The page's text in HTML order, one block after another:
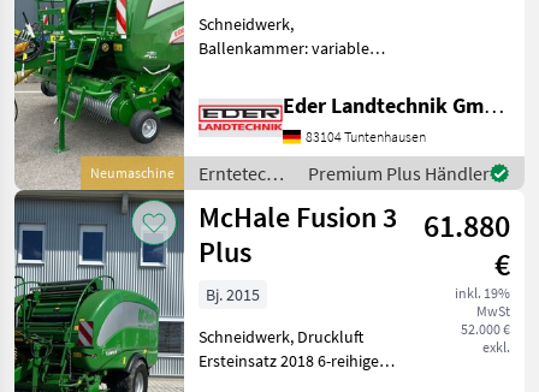
Neumaschine
Schneidwerk,
Ballenkammer: variable
Baujahr: 2026
Ballenkammer -
Durchmesser: 0, 6m bis 1,
68m - Breite: 1, 23m - 1 x
Riemen Schneidwerk - 25
Eder Landtechnik GmbH
83104 Tuntenhausen
Erntetechnik
Grünland /
McHale
Premium Plus Händler
McHale Fusion 3
Plus
61.880
€
inkl. 19%
MwSt
52.000 €
exkl.
Bj. 2015
Schneidwerk, Druckluft
Ersteinsatz 2018 6-reihige